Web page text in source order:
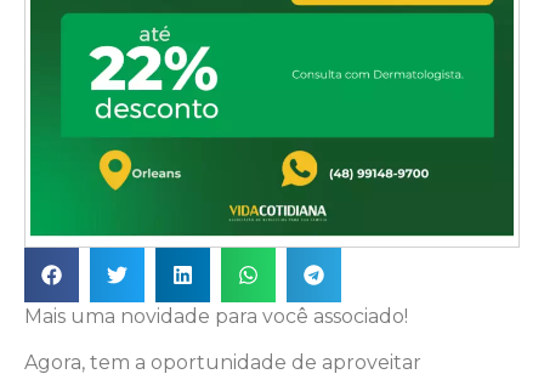
Mais uma novidade para você associado!
Agora, tem a oportunidade de aproveitar